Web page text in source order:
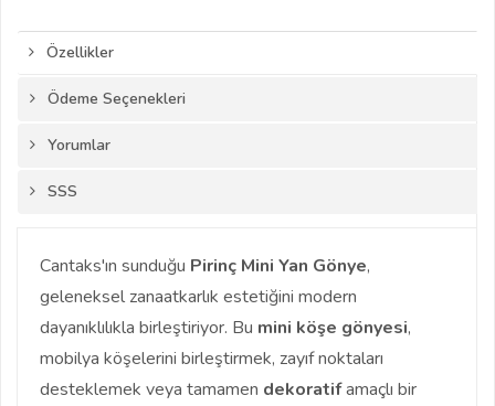
Özellikler
Ödeme Seçenekleri
Yorumlar
SSS
Cantaks'ın sunduğu Pirinç Mini Yan Gönye,
geleneksel zanaatkarlık estetiğini modern
dayanıklılıkla birleştiriyor. Bu mini köşe gönyesi,
mobilya köşelerini birleştirmek, zayıf noktaları
desteklemek veya tamamen dekoratifamaçlı bir